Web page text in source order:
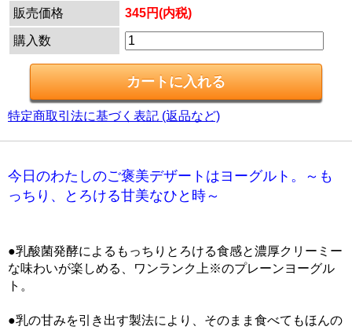
販売価格
345円(内税)
購入数
特定商取引法に基づく表記 (返品など)
今日のわたしのご褒美デザートはヨーグルト。～も
っちり、とろける甘美なひと時～
●乳酸菌発酵によるもっちりとろける食感と濃厚クリーミー
な味わいが楽しめる、ワンランク上※のプレーンヨーグル
ト。
●乳の甘みを引き出す製法により、そのまま食べてもほんの